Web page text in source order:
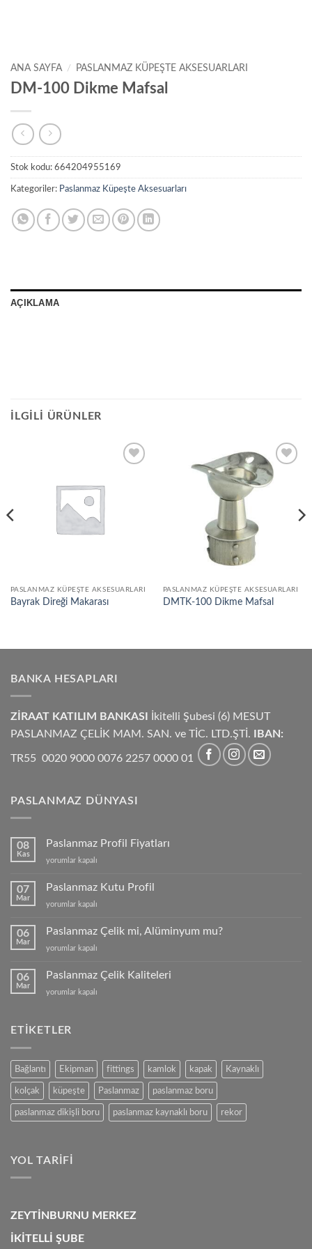
ANA SAYFA / PASLANMAZ KÜPEŞTE AKSESUARLARI
DM-100 Dikme Mafsal
Stok kodu: 664204955169
Kategoriler: Paslanmaz Küpeşte Aksesuarları
AÇIKLAMA
İLGILI ÜRÜNLER
PASLANMAZ KÜPEŞTE AKSESUARLARI
Bayrak Direği Makarası
Add to
wishlist
PASLANMAZ KÜPEŞTE AKSESUARLARI
DMTK-100 Dikme Mafsal
BANKA HESAPLARI
ZİRAAT KATILIM BANKASI
İkitelli Şubesi (6) MESUT
PASLANMAZ ÇELİK MAM. SAN. ve TİC. LTD.ŞTİ.
IBAN:
TR55 0020 9000 0076 2257 0000 01
PASLANMAZ DÜNYASI
08
Kas
Paslanmaz Profil Fiyatları
Paslanmaz
Fiyatları
yorumlar kapalı
07
Mar
Paslanmaz Kutu Profil
Paslanmaz
Profil
yorumlar kapalı
06
Mar
Paslanmaz Çelik mi, Alüminyum mu?
Paslanmaz
mi,
mu?
yorumlar kapalı
06
Mar
Paslanmaz Çelik Kaliteleri
Paslanmaz
için
yorumlar kapalı
ETIKETLER
Bağlantı Ekipman fittings kamlok kapak Kaynaklı
kolçak küpeşte Paslanmaz paslanmaz boru
paslanmaz dikişli boru paslanmaz kaynaklı boru rekor
YOL TARIFI
ZEYTİNBURNU MERKEZ
İKİTELLİ ŞUBE